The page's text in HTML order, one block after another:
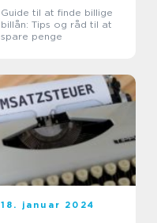
Guide til at finde billige
billån: Tips og råd til at
spare penge
18. januar 2024